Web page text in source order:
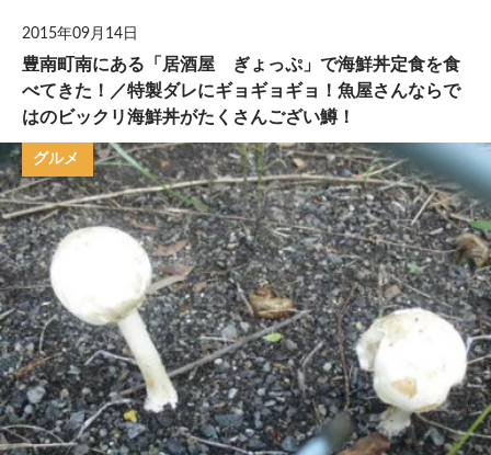
2015年09月14日
豊南町南にある「居酒屋 ぎょっぷ」で海鮮丼定食を食
べてきた！／特製ダレにギョギョギョ！魚屋さんならで
はのビックリ海鮮丼がたくさんござい鱒！
グルメ